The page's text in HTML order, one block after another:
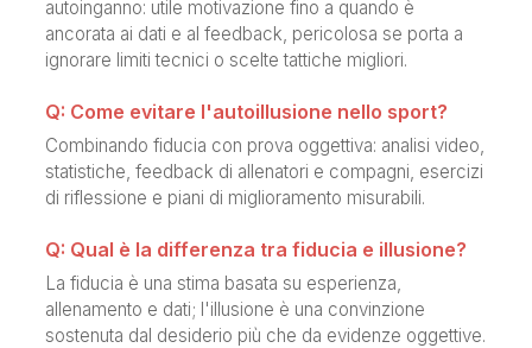
autoinganno: utile motivazione fino a quando è
ancorata ai dati e al feedback, pericolosa se porta a
ignorare limiti tecnici o scelte tattiche migliori.
Q: Come evitare l'autoillusione nello sport?
Combinando fiducia con prova oggettiva: analisi video,
statistiche, feedback di allenatori e compagni, esercizi
di riflessione e piani di miglioramento misurabili.
Q: Qual è la differenza tra fiducia e illusione?
La fiducia è una stima basata su esperienza,
allenamento e dati; l'illusione è una convinzione
sostenuta dal desiderio più che da evidenze oggettive.